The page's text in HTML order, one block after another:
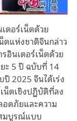
ตอร์เน็ตด้วย
ตแห่งชาติจีนกล่าว
อินเตอร์เน็ตด้วย
ะ 5 ปี ฉบับที่ 14
2025 จีนได้เร่ง
ตเชิงปฏิบัติที่ลง
ดภัยและความ
มบูรณ์แบบ